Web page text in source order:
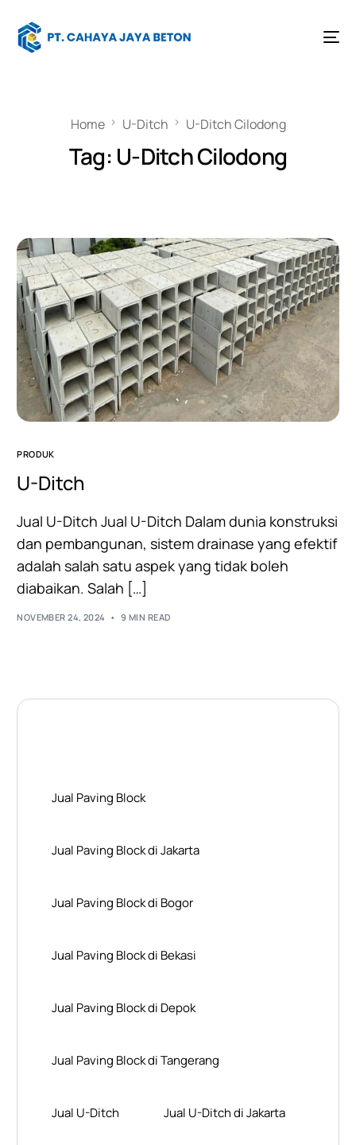
Home U-Ditch U-Ditch Cilodong
Tag: U-Ditch Cilodong
PRODUK
U-Ditch
Jual U-Ditch Jual U-Ditch Dalam dunia konstruksi
dan pembangunan, sistem drainase yang efektif
adalah salah satu aspek yang tidak boleh
diabaikan. Salah […]
NOVEMBER 24, 2024 9 MIN READ
Jual Paving Block
Jual Paving Block di Jakarta
Jual Paving Block di Bogor
Jual Paving Block di Bekasi
Jual Paving Block di Depok
Jual Paving Block di Tangerang
Jual U-Ditch Jual U-Ditch di Jakarta